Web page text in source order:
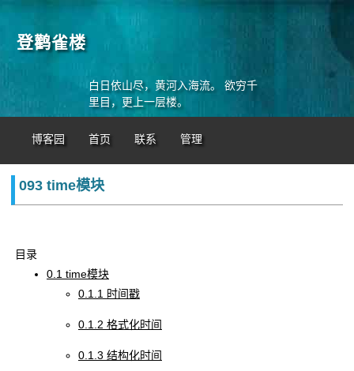
登鹳雀楼
白日依山尽，黄河入海流。 欲穷千
里目，更上一层楼。
博客园 首页 联系 管理
093 time模块
目录
0.1 time模块
0.1.1 时间戳
0.1.2 格式化时间
0.1.3 结构化时间